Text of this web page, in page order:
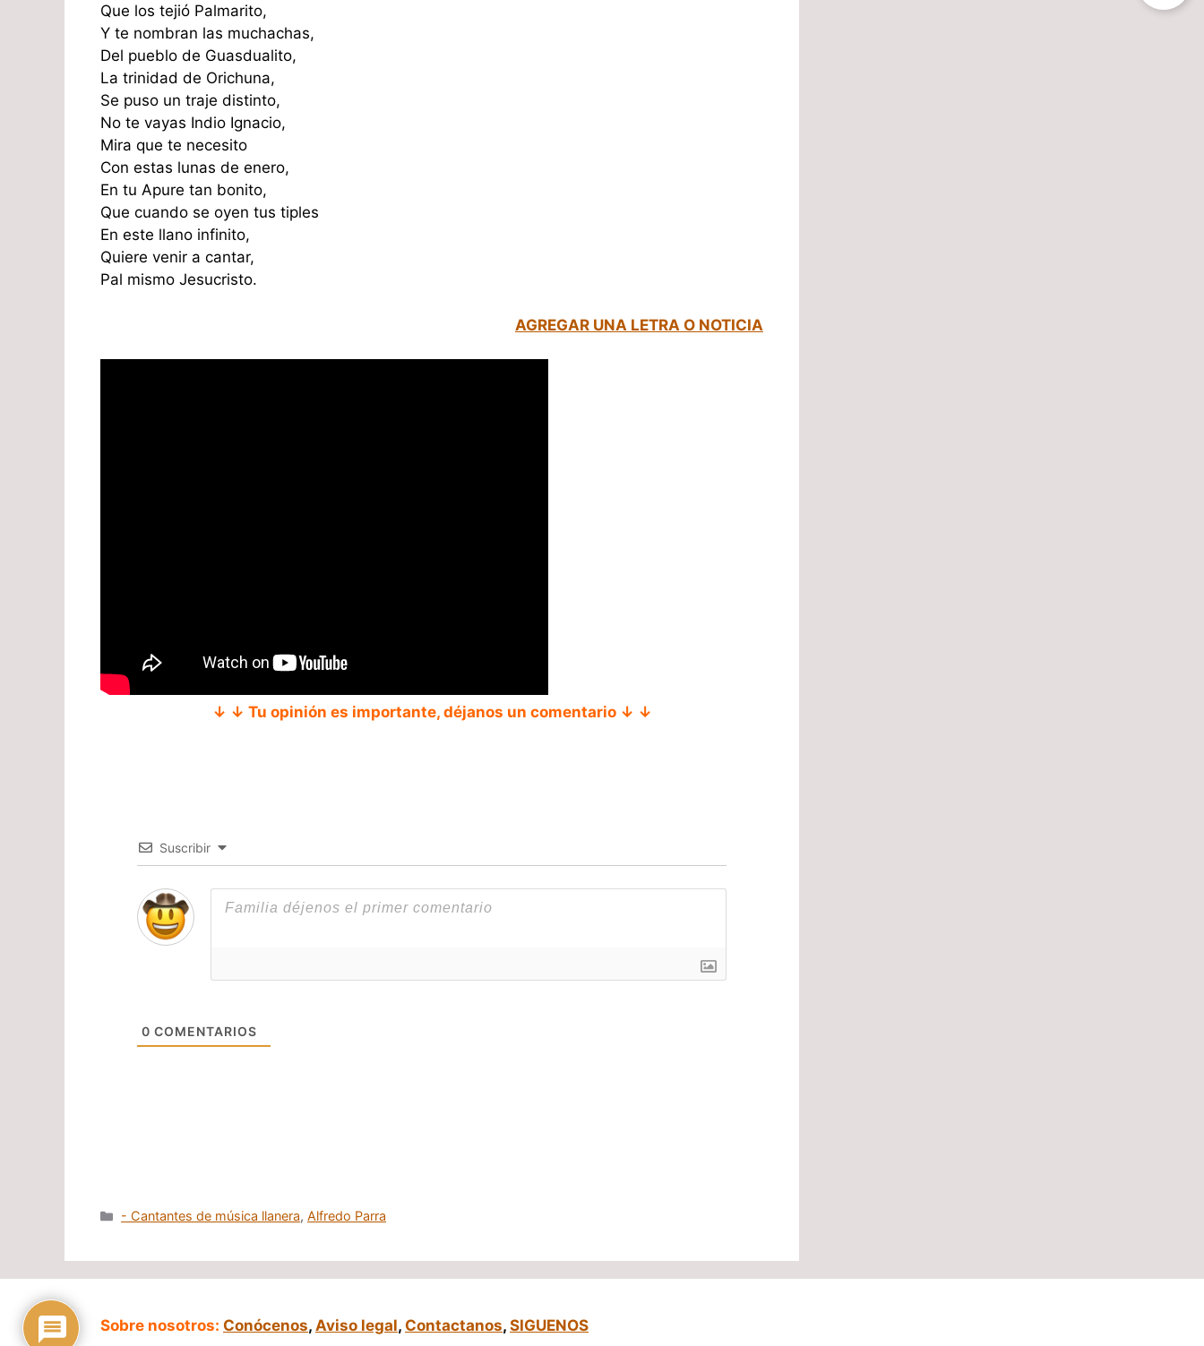
Que los tejió Palmarito,
Y te nombran las muchachas,
Del pueblo de Guasdualito,
La trinidad de Orichuna,
Se puso un traje distinto,
No te vayas Indio Ignacio,
Mira que te necesito
Con estas lunas de enero,
En tu Apure tan bonito,
Que cuando se oyen tus tiples
En este llano infinito,
Quiere venir a cantar,
Pal mismo Jesucristo.
AGREGAR UNA LETRA O NOTICIA
↓ ↓ Tu opinión es importante, déjanos un comentario ↓ ↓
Suscribir
0 COMENTARIOS
Categorías
- Cantantes de música llanera,Alfredo Parra
Sobre nosotros: Conócenos, Aviso legal, Contactanos, SIGUENOS